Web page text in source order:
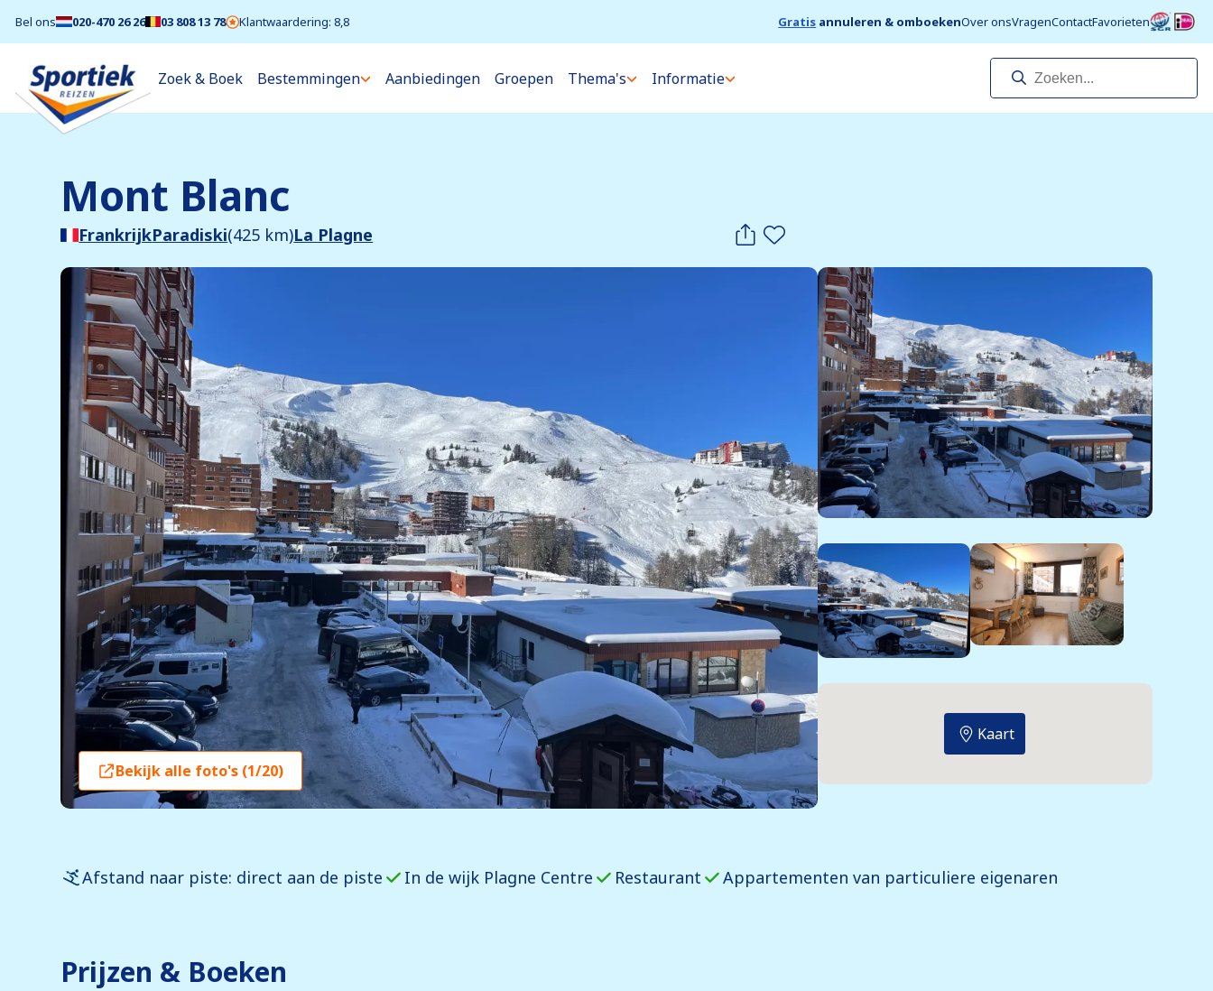
Bel ons 020-470 26 26 03 808 13 78 Klantwaardering: 8,8 Gratis annuleren & omboekenOver onsVragenContactFavorieten
Zoek & Boek Bestemmingen Aanbiedingen Groepen Thema's Informatie
Mont Blanc
FrankrijkParadiski(425 km)La Plagne
Bekijk alle foto's (1/20)
Kaart
Afstand naar piste: direct aan de piste In de wijk Plagne Centre Restaurant Appartementen van particuliere eigenaren
Prijzen & Boeken